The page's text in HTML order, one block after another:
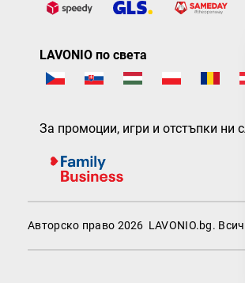
LAVONIO по света
За промоции, игри и отстъпки ни
Авторско право 2026 LAVONIO.bg.